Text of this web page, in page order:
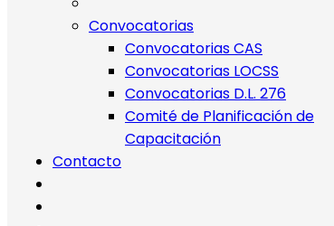
Convocatorias
Convocatorias CAS
Convocatorias LOCSS
Convocatorias D.L. 276
Comité de Planificación de
Capacitación
Contacto